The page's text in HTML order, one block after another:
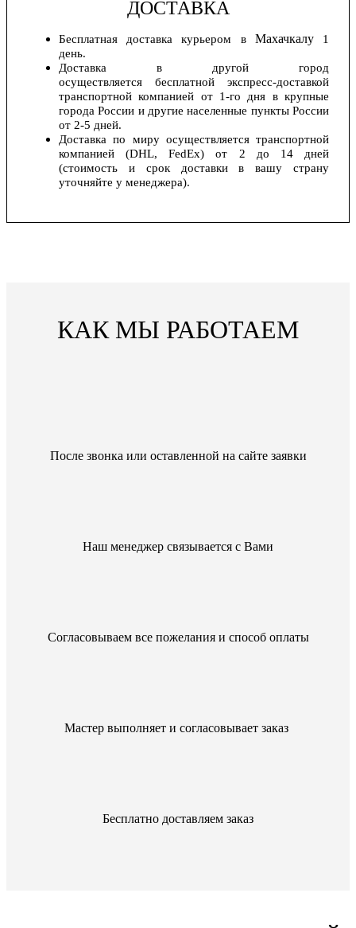
ДОСТАВКА
Бесплатная доставка курьером в Махачкалу1
день.
Доставка в другой город
осуществляется бесплатной экспресс-доставкой
транспортной компанией от 1-го дня в крупные
города России и другие населенные пункты России
от 2-5 дней.
Доставка по миру осуществляется транспортной
компанией (DHL, FedEx) от 2 до 14 дней
(стоимость и срок доставки в вашу страну
уточняйте у менеджера).
КАК МЫ РАБОТАЕМ
После звонка или оставленной на сайте заявки
Наш менеджер связывается с Вами
Согласовываем все пожелания и способ оплаты
Мастер выполняет и согласовывает заказ
Бесплатно доставляем заказ